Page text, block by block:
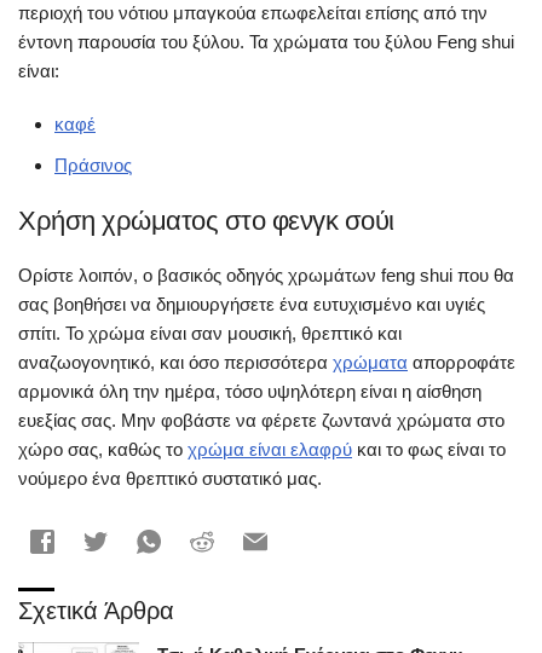
περιοχή του νότιου μπαγκούα επωφελείται επίσης από την
έντονη παρουσία του ξύλου. Τα χρώματα του ξύλου Feng shui
είναι:
καφέ
Πράσινος
Χρήση χρώματος στο φενγκ σούι
Ορίστε λοιπόν, ο βασικός οδηγός χρωμάτων feng shui που θα
σας βοηθήσει να δημιουργήσετε ένα ευτυχισμένο και υγιές
σπίτι. Το χρώμα είναι σαν μουσική, θρεπτικό και
αναζωογονητικό, και όσο περισσότερα χρώματα απορροφάτε
αρμονικά όλη την ημέρα, τόσο υψηλότερη είναι η αίσθηση
ευεξίας σας. Μην φοβάστε να φέρετε ζωντανά χρώματα στο
χώρο σας, καθώς το χρώμα είναι ελαφρύ και το φως είναι το
νούμερο ένα θρεπτικό συστατικό μας.
Σχετικά Άρθρα